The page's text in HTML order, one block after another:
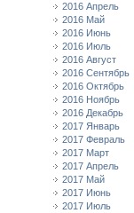
2016 Апрель
2016 Май
2016 Июнь
2016 Июль
2016 Август
2016 Сентябрь
2016 Октябрь
2016 Ноябрь
2016 Декабрь
2017 Январь
2017 Февраль
2017 Март
2017 Апрель
2017 Май
2017 Июнь
2017 Июль